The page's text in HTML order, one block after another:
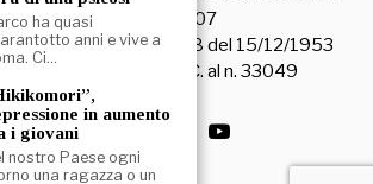
e P. IVA 15045971007
di Roma n. 3628 del 15/12/1953
editrice è iscritta al R.O.C. al n. 33049
ha quasi
anni e vive a
Ci…
in aumento
i giovani
nostro Paese ogni
una ragazza o un